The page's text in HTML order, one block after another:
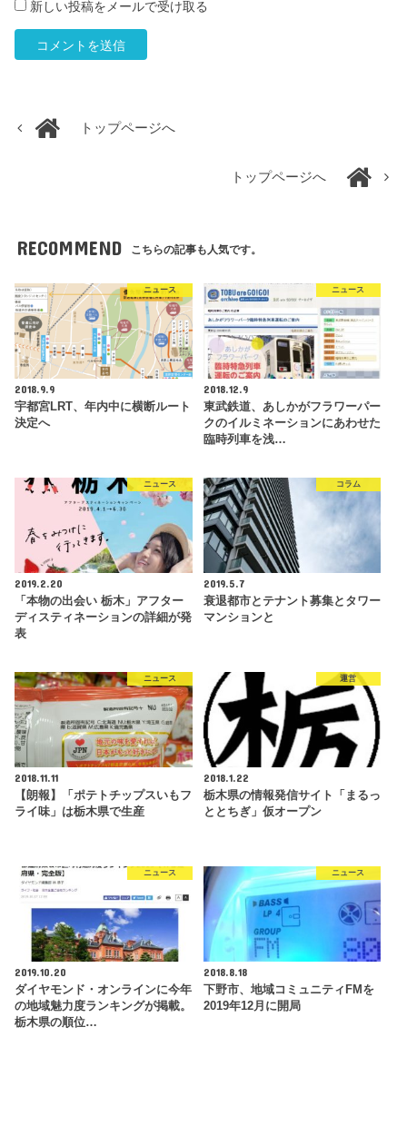
新しい投稿をメールで受け取る
トップページへ
トップページへ
RECOMMEND こちらの記事も人気です。
ニュース
2018.9.9
宇都宮LRT、年内中に横断ルート
決定へ
ニュース
2018.12.9
東武鉄道、あしかがフラワーパー
クのイルミネーションにあわせた
臨時列車を浅…
ニュース
2019.2.20
「本物の出会い 栃木」アフター
ディスティネーションの詳細が発
表
コラム
2019.5.7
衰退都市とテナント募集とタワー
マンションと
ニュース
2018.11.11
【朗報】「ポテトチップスいもフ
ライ味」は栃木県で生産
運営
2018.1.22
栃木県の情報発信サイト「まるっ
ととちぎ」仮オープン
ニュース
2019.10.20
ダイヤモンド・オンラインに今年
の地域魅力度ランキングが掲載。
栃木県の順位…
ニュース
2018.8.18
下野市、地域コミュニティFMを
2019年12月に開局